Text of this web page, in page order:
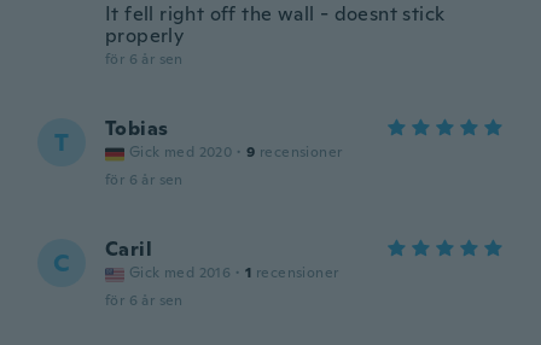
It fell right off the wall - doesnt stick
properly
för 6 år sen
T Tobias
Gick med 2020 · 9 recensioner
för 6 år sen
C Caril
Gick med 2016 · 1 recensioner
för 6 år sen